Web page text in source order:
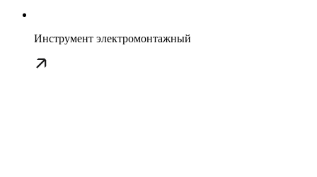
Инструмент электромонтажный